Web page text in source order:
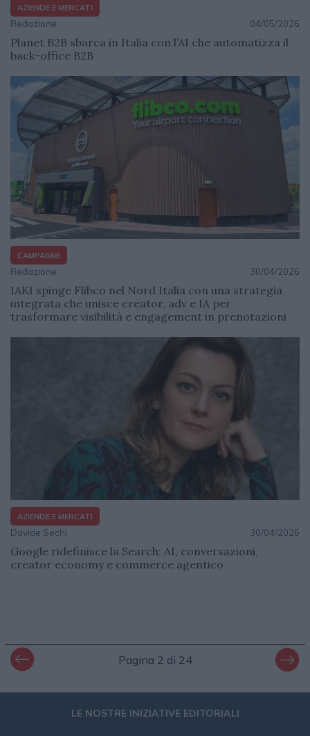
AZIENDE E MERCATI
Redazione 04/05/2026
Planet B2B sbarca in Italia con l’AI che automatizza il
back-office B2B
CAMPAGNE
Redazione 30/04/2026
IAKI spinge Flibco nel Nord Italia con una strategia
integrata che unisce creator, adv e IA per
trasformare visibilità e engagement in prenotazioni
AZIENDE E MERCATI
Davide Sechi 30/04/2026
Google ridefinisce la Search: AI, conversazioni,
creator economy e commerce agentico
Pagina 2 di 24
LE NOSTRE INIZIATIVE EDITORIALI